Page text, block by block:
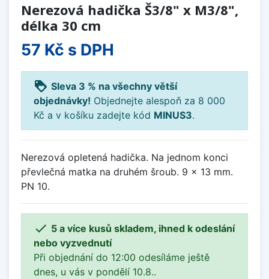
Nerezová hadička Š3/8" x M3/8",
délka 30 cm
57 Kč s DPH
loyalty Sleva 3 % na všechny větší
objednávky! Objednejte alespoň za 8 000
Kč a v košíku zadejte kód MINUS3.
Nerezová opletená hadička. Na jednom konci
převlečná matka na druhém šroub. 9 x 13 mm.
PN 10.
 5 a více kusů skladem, ihned k odeslání
nebo vyzvednutí
Při objednání do 12:00 odesíláme ještě
dnes, u vás v pondělí 10.8..